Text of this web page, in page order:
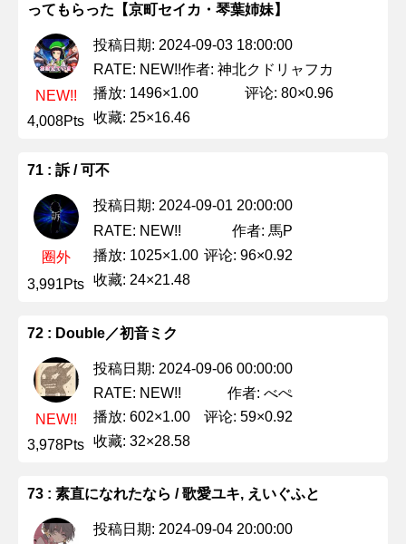
ってもらった【京町セイカ・琴葉姉妹】
NEW!!
4,008Pts
投稿日期: 2024-09-03 18:00:00
RATE: NEW!!作者: 神北クドリャフカ
播放: 1496×1.00
评论: 80×0.96
收藏: 25×16.46
71 : 訴 / 可不
圈外
3,991Pts
投稿日期: 2024-09-01 20:00:00
RATE: NEW!!
作者: 馬P
播放: 1025×1.00 评论: 96×0.92
收藏: 24×21.48
72 : Double／初音ミク
NEW!!
3,978Pts
投稿日期: 2024-09-06 00:00:00
RATE: NEW!!
作者: べぺ
播放: 602×1.00
评论: 59×0.92
收藏: 32×28.58
73 : 素直になれたなら / 歌愛ユキ, えいぐふと
投稿日期: 2024-09-04 20:00:00